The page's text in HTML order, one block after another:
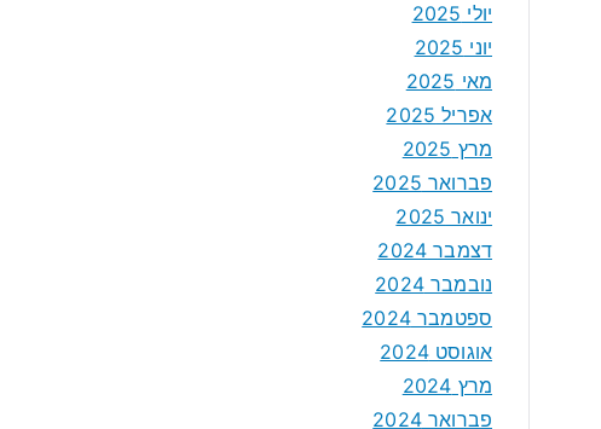
יולי 2025
יוני 2025
מאי 2025
אפריל 2025
מרץ 2025
פברואר 2025
ינואר 2025
דצמבר 2024
נובמבר 2024
ספטמבר 2024
אוגוסט 2024
מרץ 2024
פברואר 2024